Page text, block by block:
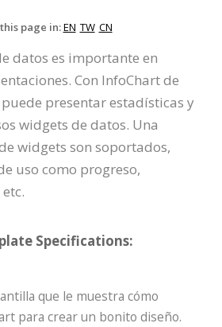
page in:EN TW CN
datos es importante en
Con InfoChart de
presentar estadísticas y
widgets de datos. Una
widgets son soportados,
uso como progreso,
Specifications:
que le muestra cómo
para crear un bonito diseño.